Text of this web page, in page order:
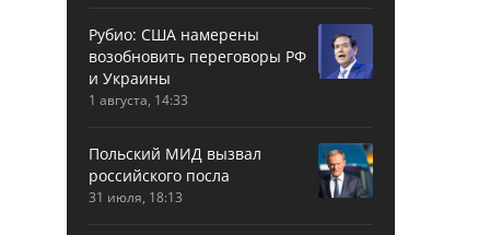
Рубио: США намерены
возобновить переговоры РФ
и Украины
1 августа, 14:33
Польский МИД вызвал
российского посла
31 июля, 18:13